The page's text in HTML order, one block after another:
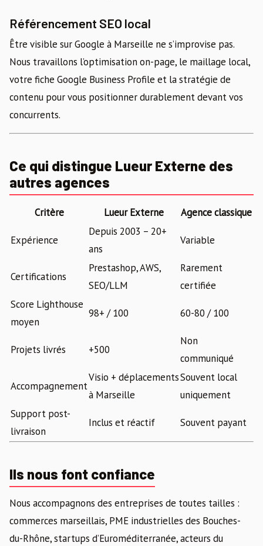
Référencement SEO local
Être visible sur Google à Marseille ne s’improvise pas.
Nous travaillons l’optimisation on-page, le maillage local,
votre fiche Google Business Profile et la stratégie de
contenu pour vous positionner durablement devant vos
concurrents.
Ce qui distingue Lueur Externe des
autres agences
Critère Lueur Externe Agence classique
Expérience
Depuis 2003 – 20+
ans
Variable
Certifications
Prestashop, AWS,
SEO/LLM
Rarement
certifiée
Score Lighthouse
moyen
98+ / 100 60-80 / 100
Projets livrés +500
Non
communiqué
Accompagnement
Visio + déplacements
à Marseille
Souvent local
uniquement
Support post-
livraison
Inclus et réactif Souvent payant
Ils nous font confiance
Nous accompagnons des entreprises de toutes tailles :
commerces marseillais, PME industrielles des Bouches-
du-Rhône, startups d’Euroméditerranée, acteurs du